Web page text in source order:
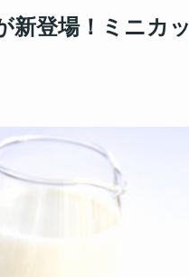
登場！ミニカッ